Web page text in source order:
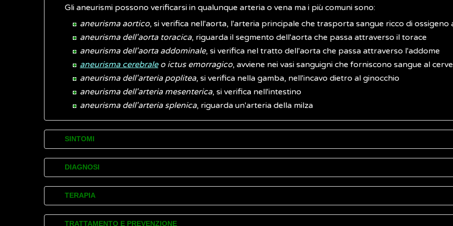
Gli aneurismi possono verificarsi in qualunque arteria o vena ma i più comuni sono:
aneurisma aortico, si verifica nell'aorta, l'arteria principale che trasporta sangue ricco di
aneurisma dell'aorta toracica, riguarda il segmento dell'aorta che passa attraverso il torace
aneurisma dell'aorta addominale, si verifica nel tratto dell'aorta che passa attraverso l'addome
aneurisma cerebraleo ictus emorragico, avviene nei vasi sanguigni che forniscono sangue al
aneurisma dell'arteria poplitea, si verifica nella gamba, nell'incavo dietro al ginocchio
aneurisma dell'arteria mesenterica, si verifica nell'intestino
aneurisma dell'arteria splenica, riguarda un'arteria della milza
SINTOMI
L’aneurisma di solito non provoca disturbi (sintomi), può svilupparsi lentamente per molti anni e,
a quando non si rompe. A volte può causare disturbi legati alla compressione delle strutture
Se un aneurisma si espande rapidamente, o si rompe, i disturbi possono presentarsi improvvisamente
dolore
DIAGNOSI
Spesso gli aneurismi vengono accertati (diagnosticati) casualmente durante esami effettuati per altri
TERAPIA
Il medico, per chiarire il rischio di rottura di un aneurisma, ne valuta la dimensione, la posizione,
TRATTAMENTO E PREVENZIONE